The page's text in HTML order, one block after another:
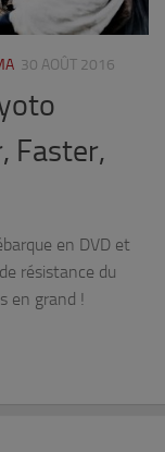
30 AOÛT 2016
Faster,
en DVD et
résistance du
en grand !